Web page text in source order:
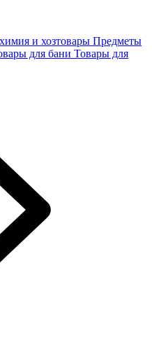
и хозтовары Предметы
для бани Товары для